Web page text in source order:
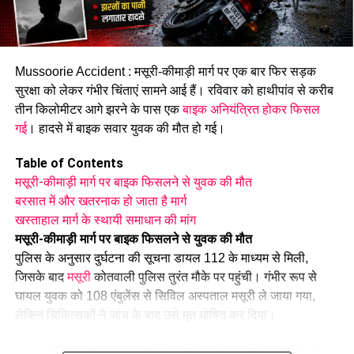
वाहन को बांधकर सावधानीपूर्वक सुरक्षित बाहर निकाला गया। वाहन में
सवार सभी कांवड़ यात्रियों को भी सुरक्षित स्थान पर पहुंचा दिया गया है।
मानसून के दौरान यात्रा में सावधानी बरतने की अपील
मामले की जानकारी देते हुए आपदा प्रबंधन अधिकारी शार्दुल गुसाईं ने बताया
कि वाहन चालक समेत सभी यात्री सुरक्षित हैं और किसी को भी गंभीर चोट
नहीं आई है।
मानसून के मौसम को देखते हुए प्रशासन ने गंगोत्री हाईवे से गुजरने वाले
श्रद्धालुओं और वाहन चालकों के लिए सतर्कता बरतने की सलाह जारी की
है। लगातार हो रही बारिश से भूस्खलन और सड़कों पर फिसलन का खतरा
बढ़ जाता है, इसलिए संवेदनशील इलाकों में रफ्तार सीमित रखने के निर्देश
दिए गए हैं।
Mussoorie Accident : मसूरी-कीमाड़ी मार्ग पर एक बार फिर सड़क
सुरक्षा को लेकर गंभीर चिंताएं सामने आई हैं। रविवार को हाथीपांव से करीब
तीन किलोमीटर आगे झरने के पास एकबाइक अनियंत्रित होकर फिसल
गई। हादसे में बाइक सवार युवक की मौत हो गई।
Table of Contents
मसूरी-कीमाड़ी मार्ग पर बाइक फिसलने से युवक की मौत
बरसात में और खतरनाक हो जाता है मार्ग
खस्ताहाल मार्ग के स्थायी समाधान की मांग
मसूरी-कीमाड़ी मार्ग पर बाइक फिसलने से युवक की मौत
पुलिस के अनुसार दुर्घटना की सूचना डायल 112 के माध्यम से मिली,
जिसके बादमसूरीकोतवाली पुलिस तुरंत मौके पर पहुंची। गंभीर रूप से
घायल युवक को 108 एंबुलेंस से सिविल अस्पताल मसूरी ले जाया गया,
लेकिन चिकित्सकों ने जांच के बाद उसे मृत घोषित कर दिया।
मृतक की पहचान अनूप बंगवाल (32 वर्ष) निवासी कृष्णा विहार, थानो रोड,